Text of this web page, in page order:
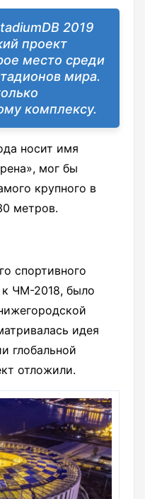
2019
проект
место среди
мира.
комплексу.
носит имя
мог бы
крупного в
метров.
спортивного
к ЧМ-2018, было
идея
глобальной
отложили.